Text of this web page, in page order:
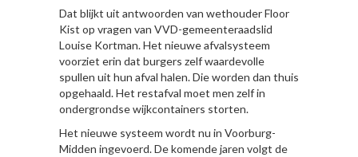
Dat blijkt uit antwoorden van wethouder Floor
Kist op vragen van VVD-gemeenteraadslid
Louise Kortman. Het nieuwe afvalsysteem
voorziet erin dat burgers zelf waardevolle
spullen uit hun afval halen. Die worden dan thuis
opgehaald. Het restafval moet men zelf in
ondergrondse wijkcontainers storten.
Het nieuwe systeem wordt nu in Voorburg-
Midden ingevoerd. De komende jaren volgt de